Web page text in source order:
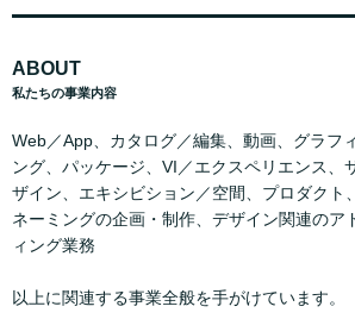
ABOUT
私たちの事業内容
Web／App、カタログ／編集、動画、グラフ
ング、パッケージ、VI／エクスペリエンス、
ザイン、エキシビション／空間、プロダクト
ネーミングの企画・制作、デザイン関連のア
ィング業務
以上に関連する事業全般を手がけています。